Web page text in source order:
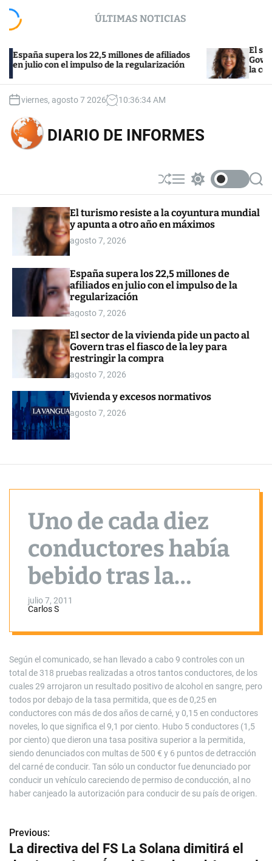
c
ÚLTIMAS NOTICIAS
supera los 22,5 millones de afiliados
con el impulso de la regularización
El sector de
Govern tras
la compra
viernes, agosto 7 2026 10:36:35AM
DIARIO DE INFORMES
S
h
ff
l
M
e
u
w
t
c
o
r
S
e
r
El turismo resiste a la coyuntura mundial
y apunta a otro año en máximos
agosto 7, 2026
España supera los 22,5 millones de
afiliados en julio con el impulso de la
regularización
agosto 7, 2026
El sector de la vivienda pide un pacto al
Govern tras el fiasco de la ley para
restringir la compra
agosto 7, 2026
Vivienda y excesos normativos
agosto 7, 2026
Uno de cada diez
conductores había
bebido tras la
última campaña
policial de control
de alcoholemia
julio 7, 2011
Carlos S
Según el comunicado, se han llevado a cabo 9 controles con un
total de 318 pruebas realizadas a otros tantos conductores, de los
cuales 29 arrojaron un resultado positivo de alcohol en sangre, pero
todos por debajo de la tasa permitida, que es de 0,25 en
conductores con más de dos años de carné, y 0,15 en conductores
noveles, lo que significa el 9,1 por ciento. Hubo 5 conductores (1,5
por ciento) que dieron una tasa positiva superior a la permitida,
siendo denunciados con multas de 500 € y 6 puntos de detracción
del carné de conducir. Tan sólo un conductor fue denunciado por
conducir un vehículo careciendo de permiso de conducción, al no
haber canjeado la autorización para conducir de su país de origen.
N
Previous:
La directiva del FS La Solana dimitirá el